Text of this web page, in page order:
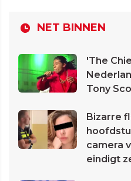
NET BINNEN
'The
Tony
Bizarre
camera
eindigt